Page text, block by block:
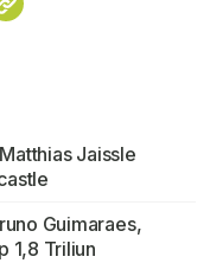
Jaissle
Guimaraes,
1,8 Triliun